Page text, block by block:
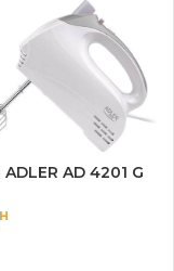
AD 4201 G